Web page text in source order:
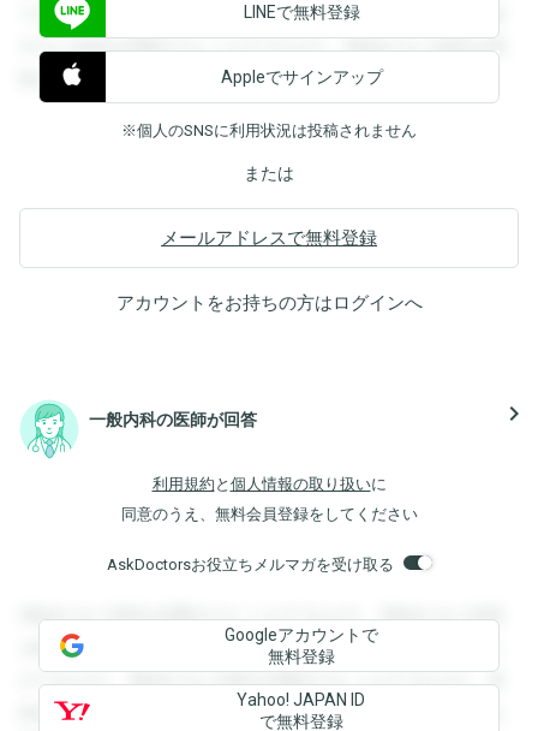
できます。登録すると回答を閲覧することができます。登録
すると回答を閲覧することができます。登録すると回答を閲
覧することができます。
LINEで無料登録
Appleでサインアップ
※個人のSNSに利用状況は投稿されません
または
メールアドレスで無料登録
アカウントをお持ちの方はログインへ
一般内科の医師が回答 navigate_next
利用規約 と 個人情報の取り扱いに
同意のうえ、無料会員登録をしてください
AskDoctorsお役立ちメルマガを受け取る
登録すると回答を閲覧することができます。登録すると回答
を閲覧することができます。登録すると回答を閲覧すること
ができます。登録すると回答を閲覧することができます。登
録すると回答を閲覧することができます。登録すると回答を
Googleアカウントで
無料登録
Yahoo! JAPAN ID
で無料登録